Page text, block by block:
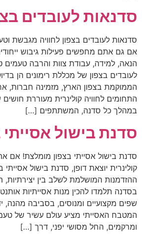
סדנאות לעובדים
סדנאות לעובדים בצפון לחוויה מגבשת
אם גם אתם מחפשים פעילות גיבוש
הנאה, למידה, עבודת צוות והרבה טעמים
לעובדים בצפון של מכללת רימונים הן
הממוקמת בצפון הארץ, מזמינה חברות,
התחומים לחוויה קולינרית מעוררת
במהלך כל סדנה, המשתתפים […]
סדנת בישול אסייתי
סדנת בישול אסייתי בצפון מומלצת! אם
קולינרית יוצאת דופן, סדנת בישול
ההזדמנות המושלמת לשלב בין יצירתיות,
בסדנה תלמדו להכין מנות אסייתיות
שפים מקצועיים ומנוסים, בסביבה מהנה,
המטבח האסייתי מציע עולם עשיר של
ומרקמים, החל מסושי יפני, דרך […]